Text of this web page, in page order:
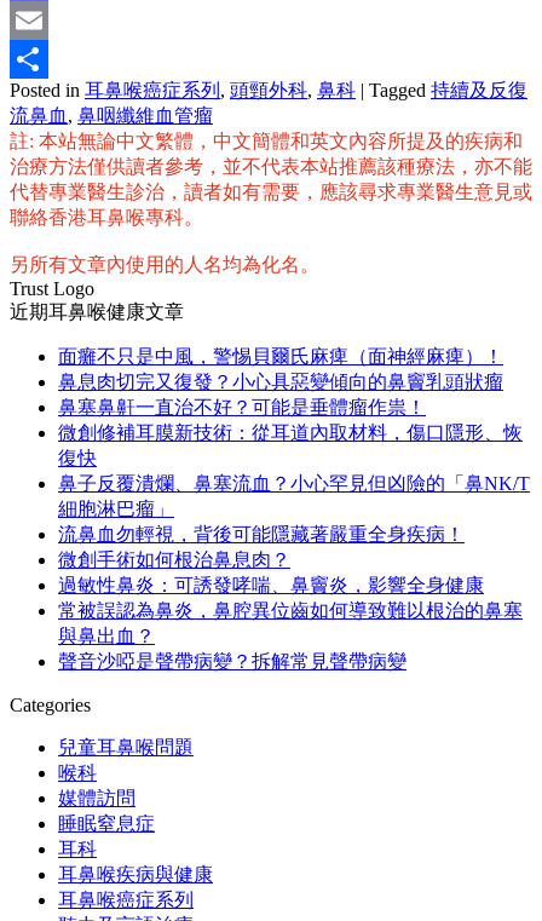
Mastodon
Email
分
享
Posted in 耳鼻喉癌症系列 , 頭頸外科, 鼻科 | Tagged 持續及反復
流鼻血 , 鼻咽纖維血管瘤
註: 本站無論中文繁體，中文簡體和英文內容所提及的疾病和
治療方法僅供讀者參考，並不代表本站推薦該種療法，亦不能
代替專業醫生診治，讀者如有需要，應該尋求專業醫生意見或
聯絡香港耳鼻喉專科。
另所有文章內使用的人名均為化名。
Trust Logo
近期耳鼻喉健康文章
面癱不只是中風，警惕貝爾氏麻痺（面神經麻痺）！
鼻息肉切完又復發？小心具惡變傾向的鼻竇乳頭狀瘤
鼻塞鼻鼾一直治不好？可能是垂體瘤作祟！
微創修補耳膜新技術：從耳道內取材料，傷口隱形、恢
復快
鼻子反覆潰爛、鼻塞流血？小心罕見但凶險的「鼻NK/T
細胞淋巴瘤」
流鼻血勿輕視，背後可能隱藏著嚴重全身疾病！
微創手術如何根治鼻息肉？
過敏性鼻炎：可誘發哮喘、鼻竇炎，影響全身健康
常被誤認為鼻炎，鼻腔異位齒如何導致難以根治的鼻塞
與鼻出血？
聲音沙啞是聲帶病變？拆解常見聲帶病變
Categories
兒童耳鼻喉問題
喉科
媒體訪問
睡眠窒息症
耳科
耳鼻喉疾病與健康
耳鼻喉癌症系列